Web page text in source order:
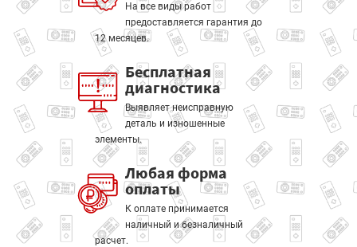
На все виды работ
предоставляется гарантия до
12 месяцев.
Бесплатная
диагностика
Выявляет неисправную
деталь и изношенные
элементы.
Любая форма
оплаты
К оплате принимается
наличный и безналичный
расчет.